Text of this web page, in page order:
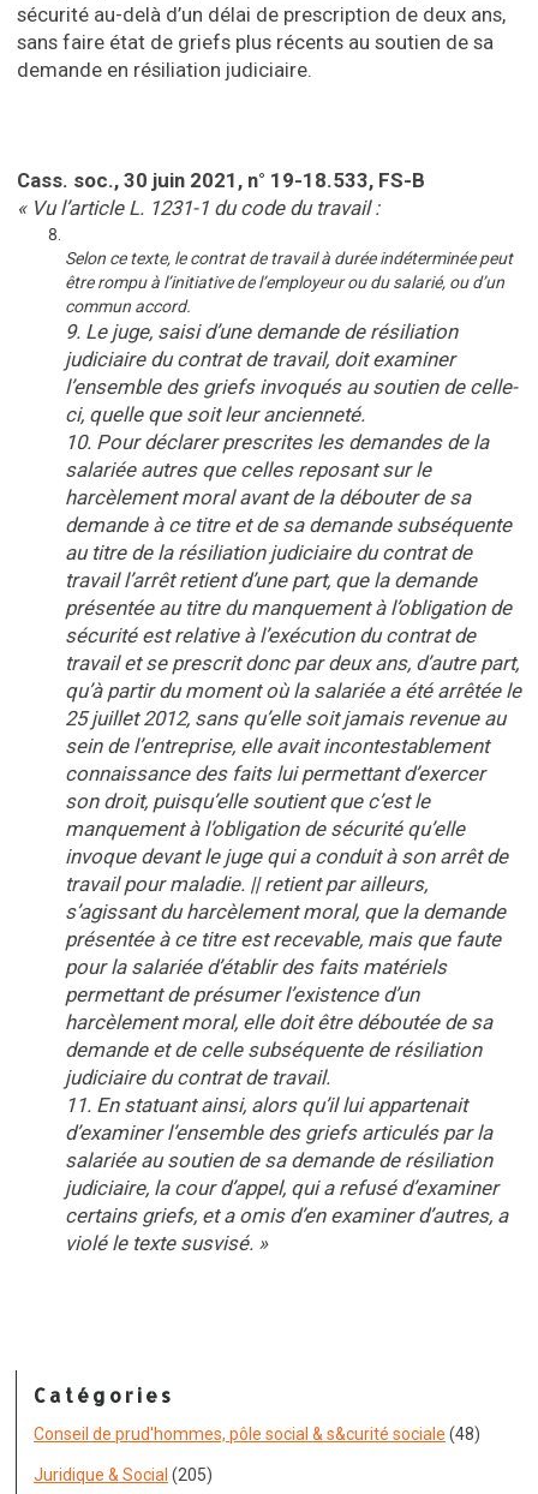
sécurité au-delà d’un délai de prescription de deux ans,
sans faire état de griefs plus récents au soutien de sa
demande en résiliation judiciaire.
Cass. soc., 30 juin 2021, n° 19-18.533, FS-B
« Vu l’article L. 1231-1 du code du travail :
Selon ce texte, le contrat de travail à durée indéterminée peut
être rompu à l’initiative de l’employeur ou du salarié, ou d’un
commun accord.
9. Le juge, saisi d’une demande de résiliation
judiciaire du contrat de travail, doit examiner
l’ensemble des griefs invoqués au soutien de celle-
ci, quelle que soit leur ancienneté.
10. Pour déclarer prescrites les demandes de la
salariée autres que celles reposant sur le
harcèlement moral avant de la débouter de sa
demande à ce titre et de sa demande subséquente
au titre de la résiliation judiciaire du contrat de
travail l’arrêt retient d’une part, que la demande
présentée au titre du manquement à l’obligation de
sécurité est relative à l’exécution du contrat de
travail et se prescrit donc par deux ans, d’autre part,
qu’à partir du moment où la salariée a été arrêtée le
25 juillet 2012, sans qu’elle soit jamais revenue au
sein de l’entreprise, elle avait incontestablement
connaissance des faits lui permettant d’exercer
son droit, puisqu’elle soutient que c’est le
manquement à l’obligation de sécurité qu’elle
invoque devant le juge qui a conduit à son arrêt de
travail pour maladie. || retient par ailleurs,
s’agissant du harcèlement moral, que la demande
présentée à ce titre est recevable, mais que faute
pour la salariée d’établir des faits matériels
permettant de présumer l’existence d’un
harcèlement moral, elle doit être déboutée de sa
demande et de celle subséquente de résiliation
judiciaire du contrat de travail.
11. En statuant ainsi, alors qu’il lui appartenait
d’examiner l’ensemble des griefs articulés par la
salariée au soutien de sa demande de résiliation
judiciaire, la cour d’appel, qui a refusé d’examiner
certains griefs, et a omis d’en examiner d’autres, a
violé le texte susvisé. »
Catégories
Conseil de prud'hommes, pôle social & s&curité sociale (48)
Juridique & Social (205)